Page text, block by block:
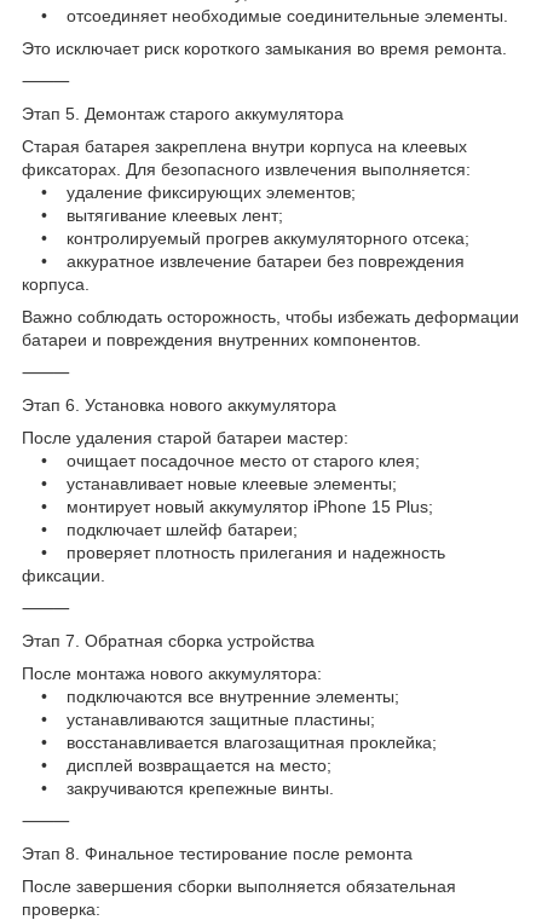
• отсоединяет необходимые соединительные элементы.
Это исключает риск короткого замыкания во время ремонта.
⸻
Этап 5. Демонтаж старого аккумулятора
Старая батарея закреплена внутри корпуса на клеевых
фиксаторах. Для безопасного извлечения выполняется:
• удаление фиксирующих элементов;
• вытягивание клеевых лент;
• контролируемый прогрев аккумуляторного отсека;
• аккуратное извлечение батареи без повреждения
корпуса.
Важно соблюдать осторожность, чтобы избежать деформации
батареи и повреждения внутренних компонентов.
⸻
Этап 6. Установка нового аккумулятора
После удаления старой батареи мастер:
• очищает посадочное место от старого клея;
• устанавливает новые клеевые элементы;
• монтирует новый аккумулятор iPhone 15 Plus;
• подключает шлейф батареи;
• проверяет плотность прилегания и надежность
фиксации.
⸻
Этап 7. Обратная сборка устройства
После монтажа нового аккумулятора:
• подключаются все внутренние элементы;
• устанавливаются защитные пластины;
• восстанавливается влагозащитная проклейка;
• дисплей возвращается на место;
• закручиваются крепежные винты.
⸻
Этап 8. Финальное тестирование после ремонта
После завершения сборки выполняется обязательная
проверка: